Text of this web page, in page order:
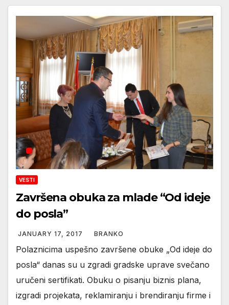
VESTI
Završena obuka za mlade “Od ideje
do posla”
JANUARY 17, 2017 BRANKO
Polaznicima uspešno završene obuke „Od ideje do
posla“ danas su u zgradi gradske uprave svečano
uručeni sertifikati. Obuku o pisanju biznis plana,
izgradi projekata, reklamiranju i brendiranju firme i